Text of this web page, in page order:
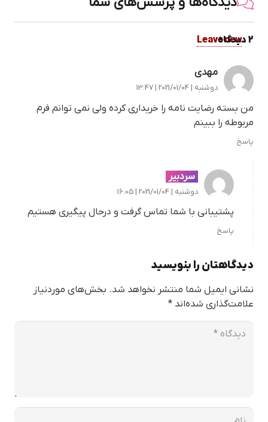
2 دیدگاه.
Leave new
مهدی
دوشنبه | 2021/01/04 | 13:47
من بسته رضایت نامه را خریداری کرده ولی نمی توانم فرم
مربوطه را ببینم
پاسخ
سردبیر
دوشنبه | 2021/01/04 | 16:05
پشتیبانی با شما تماس گرفت و درحال پیگیری هستیم
پاسخ
دیدگاهتان را بنویسید
نشانی ایمیل شما منتشر نخواهد شد. بخش‌های موردنیاز
علامت‌گذاری شده‌اند *